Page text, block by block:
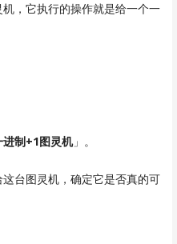
，它执行的操作就是给一个一
进制+1图灵机」。
台图灵机，确定它是否真的可